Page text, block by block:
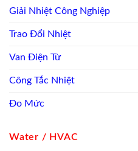
Giải Nhiệt Công Nghiệp
Trao Đổi Nhiệt
Van Điện Từ
Công Tắc Nhiệt
Đo Mức
Water / HVAC